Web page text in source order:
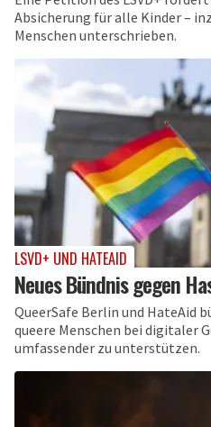
Absicherung für alle Kinder –
Menschen unterschrieben.
LSVD+ UND HATEAID
Neues Bündnis gegen
QueerSafe Berlin und HateAid
queere Menschen bei digitaler
umfassender zu unterstützen.